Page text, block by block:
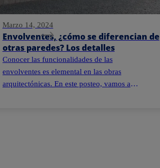
Marzo 14, 2024
Envolventes, ¿cómo se diferencian de
otras paredes? Los detalles
Conocer las funcionalidades de las
envolventes es elemental en las obras
arquitectónicas. En este posteo, vamos a